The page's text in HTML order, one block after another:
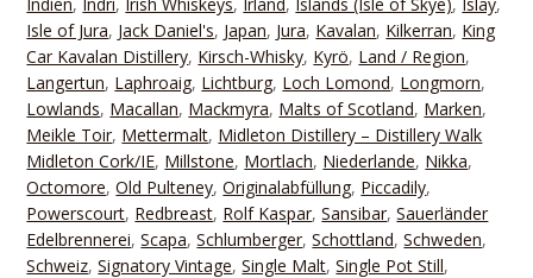
Isle of Jura, Jack Daniel's, Japan, Jura, Kavalan, Kilkerran, King
Car Kavalan Distillery, Kirsch-Whisky, Kyrö, Land / Region,
Langertun, Laphroaig, Lichtburg, Loch Lomond, Longmorn,
Lowlands, Macallan, Mackmyra, Malts of Scotland, Marken,
Meikle Toir, Mettermalt, Midleton Distillery – Distillery Walk
Midleton Cork/IE, Millstone, Mortlach, Niederlande, Nikka,
Octomore,Old Pulteney,Originalabfüllung, Piccadily,
Powerscourt, Redbreast, Rolf Kaspar,Sansibar,Sauerländer
Edelbrennerei,Scapa,Schlumberger,Schottland,Schweden,
Schweiz,Signatory Vintage,Single Malt,Single Pot Still,